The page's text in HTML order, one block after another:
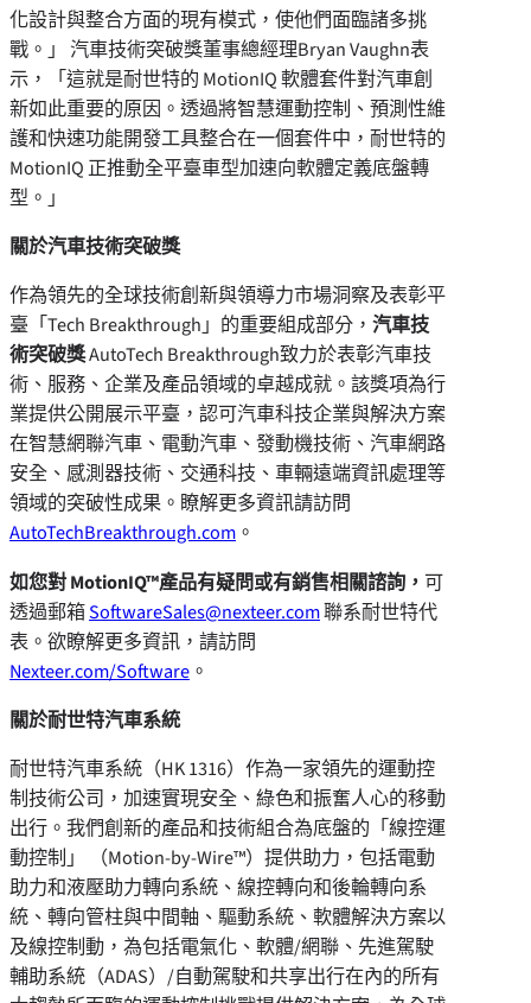
化設計與整合方面的現有模式，使他們面臨諸多挑
戰。」 汽車技術突破獎董事總經理Bryan Vaughn表
示，「這就是耐世特的 MotionIQ 軟體套件對汽車創
新如此重要的原因。透過將智慧運動控制、預測性維
護和快速功能開發工具整合在一個套件中，耐世特的
MotionIQ 正推動全平臺車型加速向軟體定義底盤轉
型。」
關於汽車技術突破獎
作為領先的全球技術創新與領導力市場洞察及表彰平
臺「Tech Breakthrough」的重要組成部分， 汽車技
術突破獎AutoTech Breakthrough致力於表彰汽車技
術、服務、企業及產品領域的卓越成就。該獎項為行
業提供公開展示平臺，認可汽車科技企業與解決方案
在智慧網聯汽車、電動汽車、發動機技術、汽車網路
安全、感測器技術、交通科技、車輛遠端資訊處理等
領域的突破性成果。瞭解更多資訊請訪問
AutoTechBreakthrough.com 。
如您對MotionIQ™產品有疑問或有銷售相關諮詢， 可
透過郵箱SoftwareSales@nexteer.com聯系耐世特代
表。欲瞭解更多資訊，請訪問
Nexteer.com/Software 。
關於耐世特汽車系統
耐世特汽車系統（HK 1316）作為一家領先的運動控
制技術公司，加速實現安全、綠色和振奮人心的移動
出行。我們創新的產品和技術組合為底盤的「線控運
動控制」 （Motion-by-Wire™）提供助力，包括電動
助力和液壓助力轉向系統、線控轉向和後輪轉向系
統、轉向管柱與中間軸、驅動系統、軟體解決方案以
及線控制動，為包括電氣化、軟體/網聯、先進駕駛
輔助系統（ADAS）/自動駕駛和共享出行在內的所有